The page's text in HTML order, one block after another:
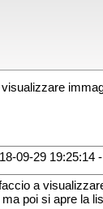
09-29 19:25:14 -
a
ma poi si apre la